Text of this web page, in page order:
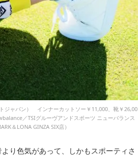
ジャパン） インナーカットソー￥11,000、靴￥26,00
／TSIグルーヴアンドスポーツ ニューバランス
＆LONA GINZA SIX店）
り色気があって、しかもスポーティさ